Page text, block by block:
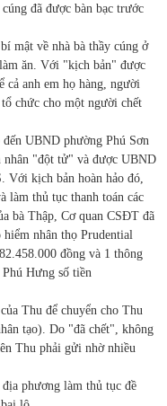
đã được bàn bạc trước
mật về nhà bà thầy cúng ở
ăn. Với "kịch bản" được
anh em họ hàng, người
chức cho một người chết
UBND phường Phú Sơn
nhân "đột tử" và được UBND
kịch bản hoàn hảo đó,
làm thủ tục thanh toán các
bà Thập, Cơ quan CSĐT đã
nhân thọ Prudential
đồng và 1 thông
Hưng số tiền
Thu để chuyển cho Thu
tạo). Do "đã chết", không
Thu phải gửi nhờ nhiều
phương làm thủ tục đề